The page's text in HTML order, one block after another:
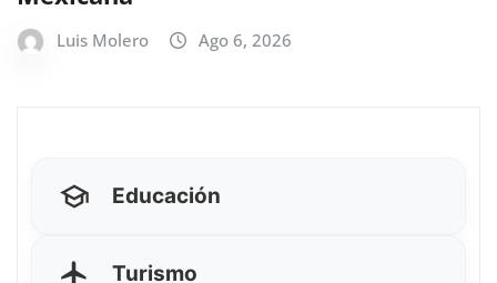
Luis Molero Ago 6, 2026
Educación
Turismo